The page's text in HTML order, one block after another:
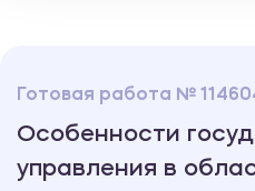
Готовая работа №
Особенности
управления в